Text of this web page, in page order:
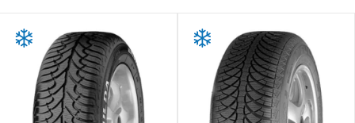
+38 (067) 911-14-14
- на Щепкіна
+38 (098) 911-911-0
- на Тополі
+38 (098) 911-911-4
- на Калиновій